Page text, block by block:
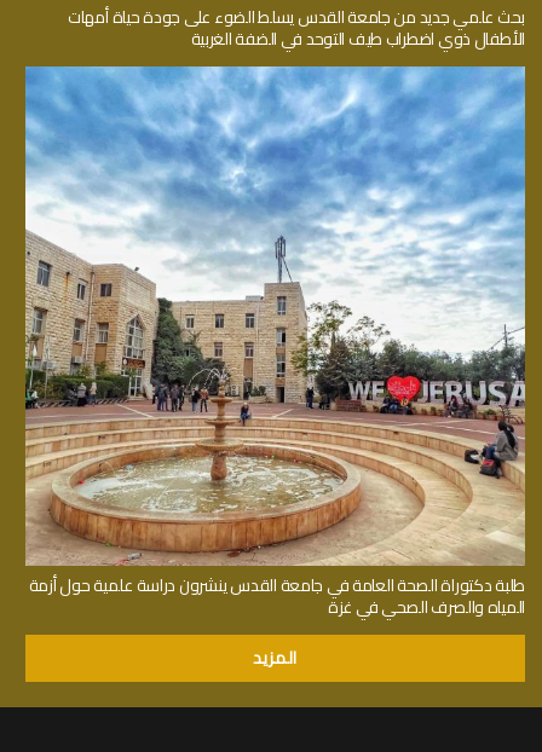
بحث علمي جديد من جامعة القدس يسلط الضوء على جودة حياة أمهات
الأطفال ذوي اضطراب طيف التوحد في الضفة الغربية
طلبة دكتوراة الصحة العامة في جامعة القدس ينشرون دراسة علمية حول أزمة
المياه والصرف الصحي في غزة
المزيد